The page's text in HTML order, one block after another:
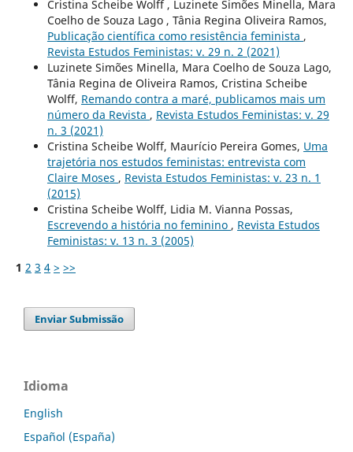
Cristina Scheibe Wolff , Luzinete Simões Minella, Mara
Coelho de Souza Lago , Tânia Regina Oliveira Ramos,
Publicação científica como resistência feminista ,
Revista Estudos Feministas: v. 29 n. 2 (2021)
Luzinete Simões Minella, Mara Coelho de Souza Lago,
Tânia Regina de Oliveira Ramos, Cristina Scheibe
Wolff, Remando contra a maré, publicamos mais um
número da Revista , Revista Estudos Feministas: v. 29
n. 3 (2021)
Cristina Scheibe Wolff, Maurício Pereira Gomes, Uma
trajetória nos estudos feministas: entrevista com
Claire Moses , Revista Estudos Feministas: v. 23 n. 1
(2015)
Cristina Scheibe Wolff, Lidia M. Vianna Possas,
Escrevendo a história no feminino , Revista Estudos
Feministas: v. 13 n. 3 (2005)
1 2 3 4 > >>
Enviar Submissão
Idioma
English
Español (España)